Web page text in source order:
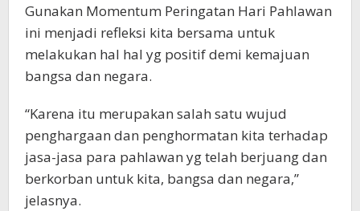
Gunakan Momentum Peringatan Hari Pahlawan
ini menjadi refleksi kita bersama untuk
melakukan hal hal yg positif demi kemajuan
bangsa dan negara.
“Karena itu merupakan salah satu wujud
penghargaan dan penghormatan kita terhadap
jasa-jasa para pahlawan yg telah berjuang dan
berkorban untuk kita, bangsa dan negara,”
jelasnya.